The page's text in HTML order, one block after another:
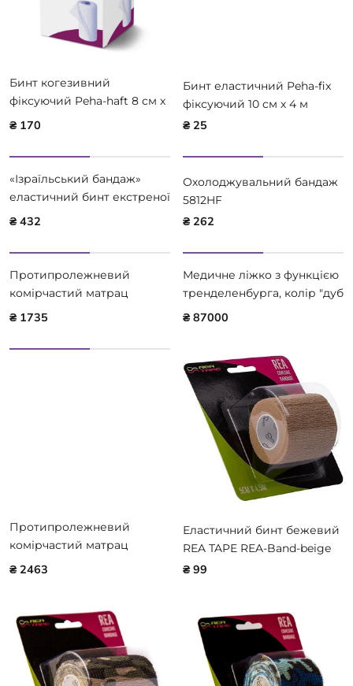
Бинт когезивний
фіксуючий Peha-haft 8 см х
4 м
₴ 170
Бинт еластичний Peha-fix
фіксуючий 10 см х 4 м
₴ 25
«Ізраїльський бандаж»
еластичний бинт екстреної
допомоги 5810HF
₴ 432
Охолоджувальний бандаж
5812HF
₴ 262
Протипролежневий
комірчастий матрац
Doctor Life B01-TKS2012
₴ 1735
Медичне ліжко з функцією
тренделенбурга, колір "дуб
сонома світлий" BOCK
₴ 87000
Протипролежневий
комірчастий матрац
Doctor Life B01-P01S
₴ 2463
Еластичний бинт бежевий
REA TAPE REA-Band-beige
₴ 99